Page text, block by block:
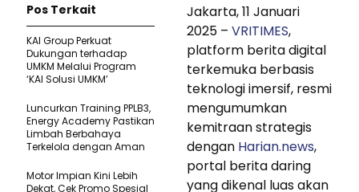
Jakarta, 11 Januari
2025 – VRITIMES,
platform berita digital
terkemuka berbasis
teknologi imersif, resmi
mengumumkan
kemitraan strategis
dengan Harian.news,
portal berita daring
yang dikenal luas akan
Pos Terkait
KAI Group Perkuat
Dukungan terhadap
UMKM Melalui Program
‘KAI Solusi UMKM’
Luncurkan Training PPLB3,
Energy Academy Pastikan
Limbah Berbahaya
Terkelola dengan Aman
Motor Impian Kini Lebih
Dekat, Cek Promo Spesial